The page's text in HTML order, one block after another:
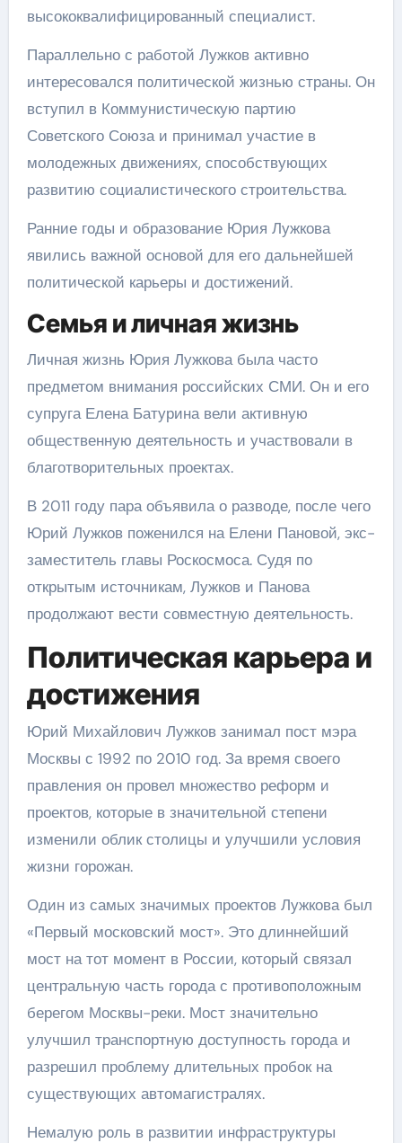
высококвалифицированный специалист.
Параллельно с работой Лужков активно
интересовался политической жизнью страны. Он
вступил в Коммунистическую партию
Советского Союза и принимал участие в
молодежных движениях, способствующих
развитию социалистического строительства.
Ранние годы и образование Юрия Лужкова
явились важной основой для его дальнейшей
политической карьеры и достижений.
Семья и личная жизнь
Личная жизнь Юрия Лужкова была часто
предметом внимания российских СМИ. Он и его
супруга Елена Батурина вели активную
общественную деятельность и участвовали в
благотворительных проектах.
В 2011 году пара объявила о разводе, после чего
Юрий Лужков поженился на Елени Пановой, экс-
заместитель главы Роскосмоса. Судя по
открытым источникам, Лужков и Панова
продолжают вести совместную деятельность.
Политическая карьера и
достижения
Юрий Михайлович Лужков занимал пост мэра
Москвы с 1992 по 2010 год. За время своего
правления он провел множество реформ и
проектов, которые в значительной степени
изменили облик столицы и улучшили условия
жизни горожан.
Один из самых значимых проектов Лужкова был
«Первый московский мост». Это длиннейший
мост на тот момент в России, который связал
центральную часть города с противоположным
берегом Москвы-реки. Мост значительно
улучшил транспортную доступность города и
разрешил проблему длительных пробок на
существующих автомагистралях.
Немалую роль в развитии инфраструктуры